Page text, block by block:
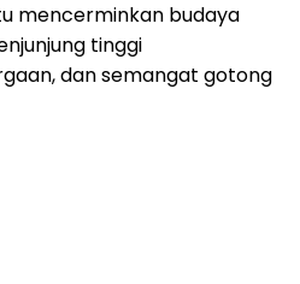
mencerminkan budaya
tinggi
dan semangat gotong